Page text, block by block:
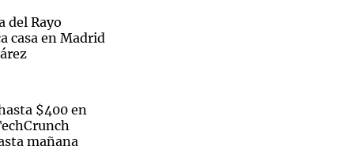
del Rayo
casa en Madrid
$400 en
mañana